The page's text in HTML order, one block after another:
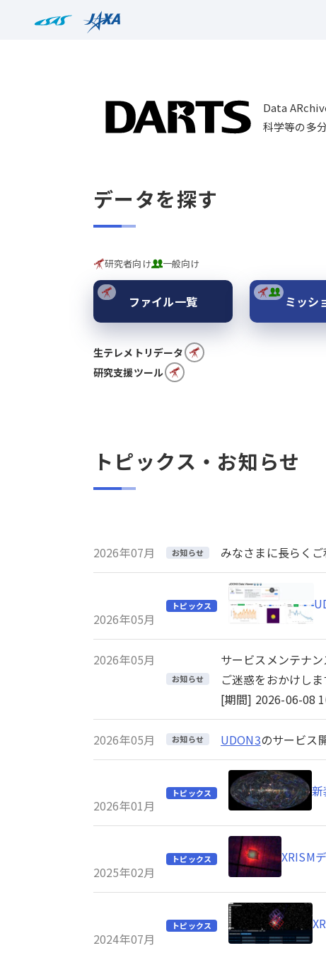
Data
科学等の多
データを探す
研究者向け 一般向け
ファイル一覧 ミッシ
生テレメトリデータ
研究支援ツール
トピックス・お知らせ
2026年07月 お知らせ みなさまに長らく
2026年05月
トピックス
2026年05月
お知らせ
サービスメンテナ
ご迷惑をおかけし
[期間] 2026-06-08
2026年05月 お知らせ UDON3のサービス
2026年01月
トピックス
2025年02月
トピックス XRISM
2024年07月
トピックス